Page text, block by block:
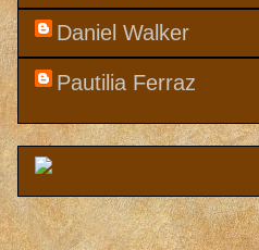
Daniel Walker
Pautilia Ferraz